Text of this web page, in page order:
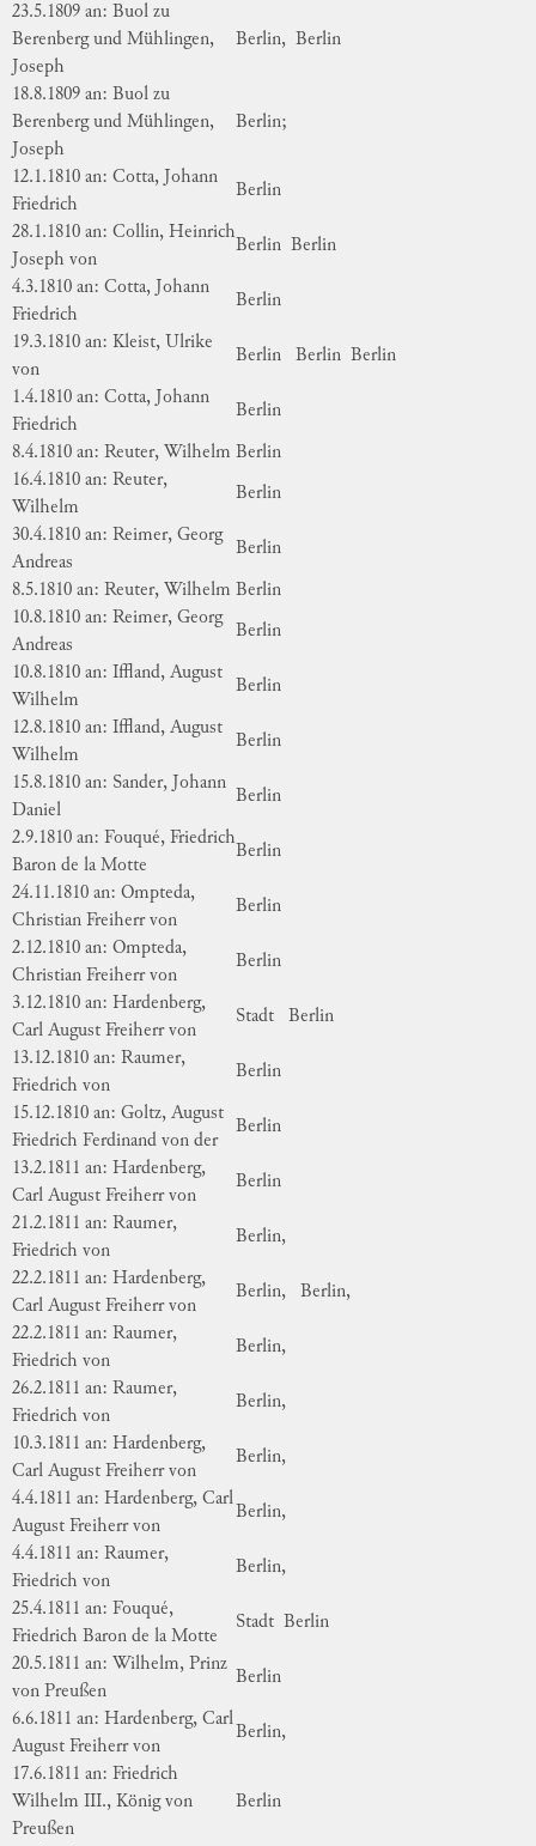
23.5.1809 an: Buol zu
Berenberg und Mühlingen,
Joseph
Berlin, Berlin
18.8.1809 an: Buol zu
Berenberg und Mühlingen,
Joseph
Berlin;
12.1.1810 an: Cotta, Johann
Friedrich
Berlin
28.1.1810 an: Collin, Heinrich
Joseph von
Berlin Berlin
4.3.1810 an: Cotta, Johann
Friedrich
Berlin
19.3.1810 an: Kleist, Ulrike
von
Berlin Berlin Berlin
1.4.1810 an: Cotta, Johann
Friedrich
Berlin
8.4.1810 an: Reuter, Wilhelm Berlin
16.4.1810 an: Reuter,
Wilhelm
Berlin
30.4.1810 an: Reimer, Georg
Andreas
Berlin
8.5.1810 an: Reuter, Wilhelm Berlin
10.8.1810 an: Reimer, Georg
Andreas
Berlin
10.8.1810 an: Iffland, August
Wilhelm
Berlin
12.8.1810 an: Iffland, August
Wilhelm
Berlin
15.8.1810 an: Sander, Johann
Daniel
Berlin
2.9.1810 an: Fouqué, Friedrich
Baron de la Motte
Berlin
24.11.1810 an: Ompteda,
Christian Freiherr von
Berlin
2.12.1810 an: Ompteda,
Christian Freiherr von
Berlin
3.12.1810 an: Hardenberg,
Carl August Freiherr von
Stadt Berlin
13.12.1810 an: Raumer,
Friedrich von
Berlin
15.12.1810 an: Goltz, August
Friedrich Ferdinand von der
Berlin
13.2.1811 an: Hardenberg,
Carl August Freiherr von
Berlin
21.2.1811 an: Raumer,
Friedrich von
Berlin,
22.2.1811 an: Hardenberg,
Carl August Freiherr von
Berlin, Berlin,
22.2.1811 an: Raumer,
Friedrich von
Berlin,
26.2.1811 an: Raumer,
Friedrich von
Berlin,
10.3.1811 an: Hardenberg,
Carl August Freiherr von
Berlin,
4.4.1811 an: Hardenberg, Carl
August Freiherr von
Berlin,
4.4.1811 an: Raumer,
Friedrich von
Berlin,
25.4.1811 an: Fouqué,
Friedrich Baron de la Motte
Stadt Berlin
20.5.1811 an: Wilhelm, Prinz
von Preußen
Berlin
6.6.1811 an: Hardenberg, Carl
August Freiherr von
Berlin,
17.6.1811 an: Friedrich
Wilhelm III., König von
Preußen
Berlin